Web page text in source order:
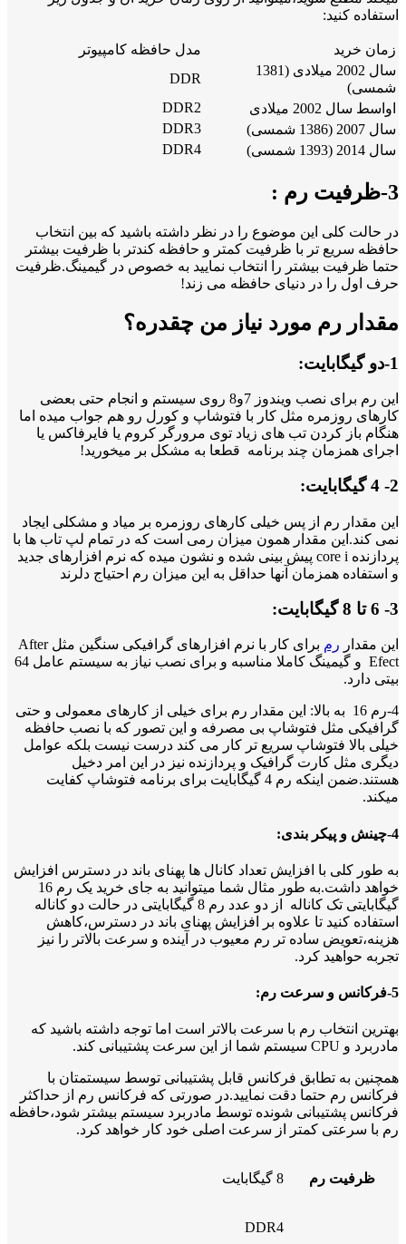
استفاده کنید:
زمان خرید
مدل حافظه کامپیوتر
سال 2002 میلادی (1381
شمسی)
DDR
اواسط سال 2002 میلادی
DDR2
سال 2007 (1386 شمسی)
DDR3
سال 2014 (1393 شمسی)
DDR4
3-ظرفیت رم :
در حالت کلی این موضوع را در نظر داشته باشید که بین انتخاب
حافظه سریع تر با ظرفیت کمتر و حافظه کندتر با ظرفیت بیشتر
حتما ظرفیت بیشتر را انتخاب نمایید به خصوص در گیمینگ.ظرفیت
حرف اول را در دنیای حافظه می زند!
مقدار رم مورد نیاز من چقدره؟
1-دو گیگابایت:
این رم برای نصب ویندوز 7و8 روی سیستم و انجام حتی بعضی
کارهای روزمره مثل کار با فتوشاپ و کورل رو هم جواب میده اما
هنگام باز کردن تب های زیاد توی مرورگر کروم یا فایرفاکس یا
اجرای همزمان چند برنامه قطعا به مشکل بر میخورید!
2- 4 گیگابایت:
این مقدار رم از پس خیلی کارهای روزمره بر میاد و مشکلی ایجاد
نمی کند.این مقدار همون میزان رمی است که در تمام لپ تاب ها با
پردازنده core i پیش بینی شده و نشون میده که نرم افزارهای جدید
و استفاده همزمان آنها حداقل به این میزان رم احتیاج دلرند
3- 6 تا 8 گیگابایت:
این مقدار رم
برای کار با نرم افزارهای گرافیکی سنگین مثل After
Efect و گیمینگ کاملا مناسبه و برای نصب نیاز به سیستم عامل 64
بیتی دارد.
4-رم 16 به بالا: این مقدار رم برای خیلی از کارهای معمولی و حتی
گرافیکی مثل فتوشاپ بی مصرفه و این تصور که با نصب حافظه
خیلی بالا فتوشاپ سریع تر کار می کند درست نیست بلکه عوامل
دیگری مثل کارت گرافیک و پردازنده نیز در این امر دخیل
هستند.ضمن اینکه رم 4 گیگابایت برای برنامه فتوشاپ کفایت
میکند.
4-چینش و پیکر بندی:
به طور کلی با افزایش تعداد کانال ها پهنای باند در دسترس افزایش
خواهد داشت.به طور مثال شما میتوانید به جای خرید یک رم 16
گیگابایتی تک کاناله از دو عدد رم 8 گیگابایتی در حالت دو کاناله
استفاده کنید تا علاوه بر افزایش پهنای باند در دسترس،کاهش
هزینه،تعویض ساده تر رم معیوب در آینده و سرعت بالاتر را نیز
تجربه حواهید کرد.
5-فرکانس و سرعت رم:
بهترین انتخاب رم با سرعت بالاتر است اما توجه داشته باشید که
مادربرد و CPU سیستم شما از این سرعت پشتیبانی کند.
همچنین به تطابق فرکانس قابل پشتیبانی توسط سیستمتان با
فرکانس رم حتما دقت نمایید.در صورتی که فرکانس رم از حداکثر
فرکانس پشتیبانی شونده توسط مادربرد سیستم بیشتر شود،حافظه
رم با سرعتی کمتر از سرعت اصلی خود کار خواهد کرد.
ظرفیت رم 8 گیگابایت
DDR4